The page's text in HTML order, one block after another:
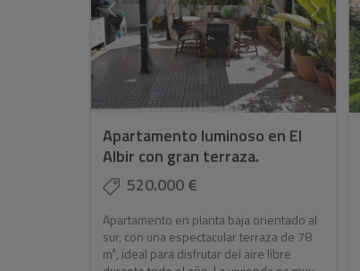
Apartamento luminoso en El
Albir con gran terraza.
520.000 €
Apartamento en planta baja orientado al
sur, con una espectacular terraza de 78
m², ideal para disfrutar del aire libre